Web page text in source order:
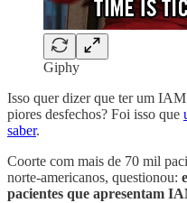
Giphy
Isso quer dizer que ter um
piores desfechos? Foi isso que
saber.
Coorte com mais de 70 mil
norte-americanos, questionou:
pacientes que apresentam